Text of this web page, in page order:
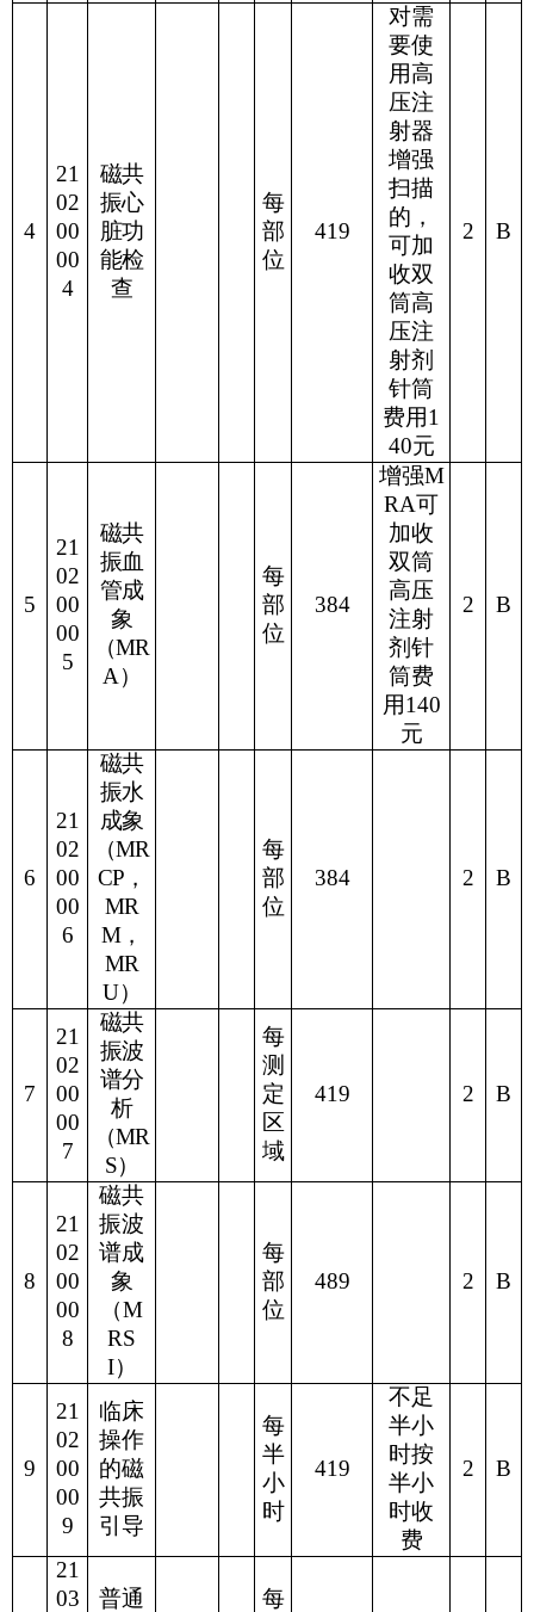
4
21
02
00
00
4
磁共
振心
脏功
能检
查
每
部
位
419
对需
要使
用高
压注
射器
增强
扫描
的，
可加
收双
筒高
压注
射剂
针筒
费用1
40元
2 B
5
21
02
00
00
5
磁共
振血
管成
象
（MR
A ）
每
部
位
384
增强M
RA可
加收
双筒
高压
注射
剂针
筒费
用140
元
2 B
6
21
02
00
00
6
磁共
振水
成象
（MR
CP ，
MR
M，
MR
U）
每
部
位
384 2 B
7
21
02
00
00
7
磁共
振波
谱分
析
（MR
S）
每
测
定
区
域
419 2 B
8
21
02
00
00
8
磁共
振波
谱成
象
（M
RS
I）
每
部
位
489 2 B
9
21
02
00
00
9
临床
操作
的磁
共振
引导
每
半
小
时
419
不足
半小
时按
半小
时收
费
2 B
21
03
普通
每